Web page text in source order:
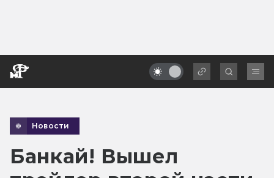
Новости
Банкай! Вышел